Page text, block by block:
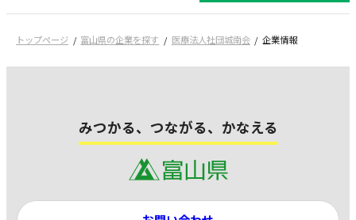
トップページ 富山県の企業を探す 医療法人社団城南会 企業情報
みつかる、つながる、かなえる